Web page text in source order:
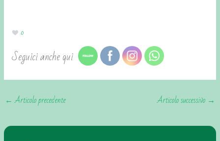
0
Seguici anche qui
←Articolo precedente Articolo successivo →